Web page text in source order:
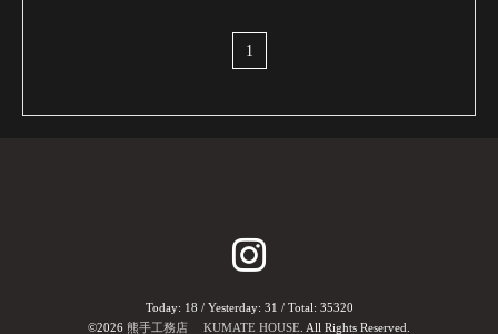
1
Today: 18 / Yesterday: 31 / Total: 35320
©2026 熊手工務店 KUMATE HOUSE . All Rights Reserved.